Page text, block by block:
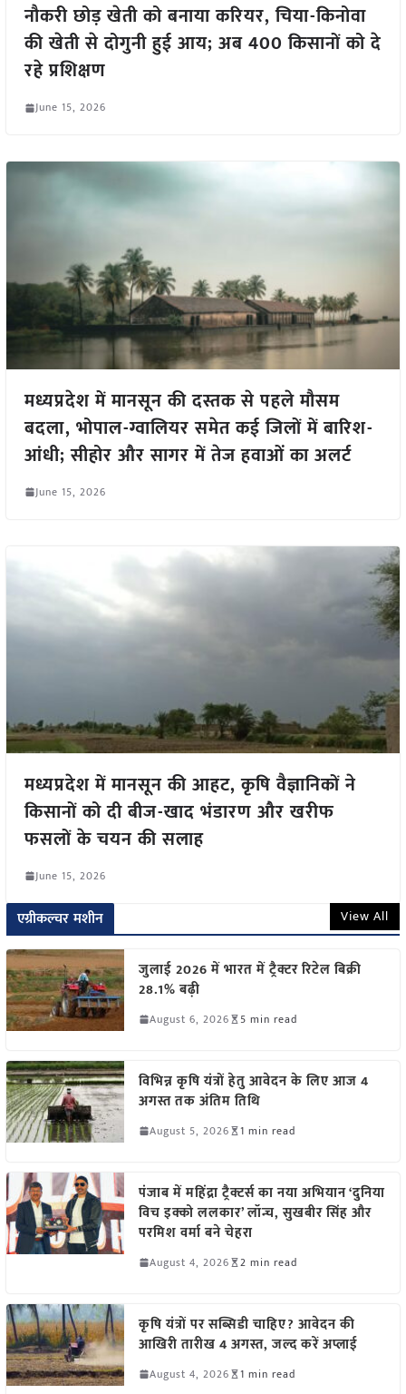
नौकरी छोड़ खेती को बनाया करियर, चिया-किनोवा
की खेती से दोगुनी हुई आय; अब 400 किसानों को दे
रहे प्रशिक्षण
June 15, 2026
मध्यप्रदेश में मानसून की दस्तक से पहले मौसम
बदला, भोपाल-ग्वालियर समेत कई जिलों में बारिश-
आंधी; सीहोर और सागर में तेज हवाओं का अलर्ट
June 15, 2026
मध्यप्रदेश में मानसून की आहट, कृषि वैज्ञानिकों ने
किसानों को दी बीज-खाद भंडारण और खरीफ
फसलों के चयन की सलाह
June 15, 2026
एग्रीकल्चर मशीन View All
जुलाई 2026 में भारत में ट्रैक्टर रिटेल बिक्री
28.1% बढ़ी
August 6, 2026 5 min read
विभिन्न कृषि यंत्रों हेतु आवेदन के लिए आज 4
अगस्त तक अंतिम तिथि
August 5, 2026 1 min read
पंजाब में महिंद्रा ट्रैक्टर्स का नया अभियान ‘दुनिया
विच इक्को ललकार’ लॉन्च, सुखबीर सिंह और
परमिश वर्मा बने चेहरा
August 4, 2026 2 min read
कृषि यंत्रों पर सब्सिडी चाहिए? आवेदन की
आखिरी तारीख 4 अगस्त, जल्द करें अप्लाई
August 4, 2026 1 min read